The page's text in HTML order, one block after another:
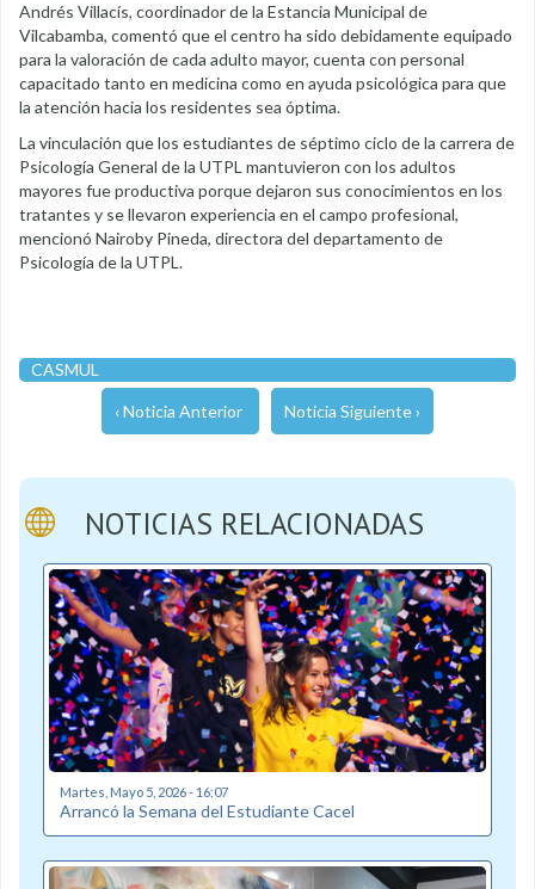
Andrés Villacís, coordinador de la Estancia Municipal de
Vilcabamba, comentó que el centro ha sido debidamente equipado
para la valoración de cada adulto mayor, cuenta con personal
capacitado tanto en medicina como en ayuda psicológica para que
la atención hacia los residentes sea óptima.
La vinculación que los estudiantes de séptimo ciclo de la carrera de
Psicología General de la UTPL mantuvieron con los adultos
mayores fue productiva porque dejaron sus conocimientos en los
tratantes y se llevaron experiencia en el campo profesional,
mencionó Nairoby Pineda, directora del departamento de
Psicología de la UTPL.
CASMUL
‹ Noticia Anterior Noticia Siguiente ›
NOTICIAS RELACIONADAS
Martes, Mayo 5, 2026 - 16:07
Arrancó la Semana del Estudiante Cacel